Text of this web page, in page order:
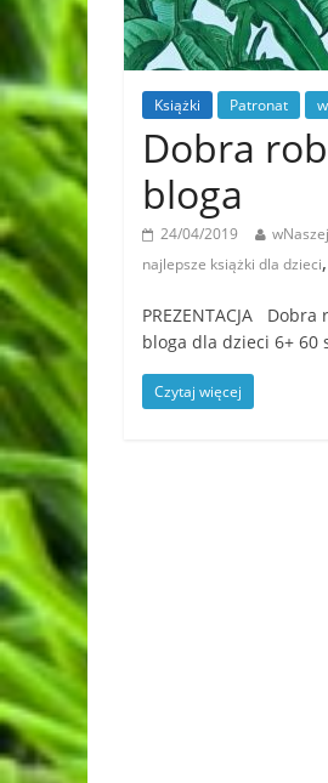
Książki Patronat
Dobra
bloga
24/04/2019
najlepsze książki dla dzieci,
PREZENTACJA
bloga dla dzieci 6+ 60
Czytaj więcej